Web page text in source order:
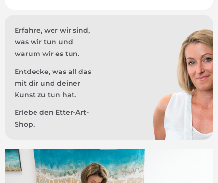
Erfahre, wer wir sind,
was wir tun und
warum wir es tun.
Entdecke, was all das
mit dir und deiner
Kunst zu tun hat.
Erlebe den Etter-Art-
Shop.